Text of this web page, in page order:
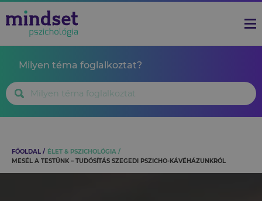
Milyen téma foglalkoztat?
FŐOLDAL
ÉLET & PSZICHOLÓGIA
MESÉL A TESTÜNK – TUDÓSÍTÁS SZEGEDI PSZICHO-KÁVÉHÁZUNKRÓL